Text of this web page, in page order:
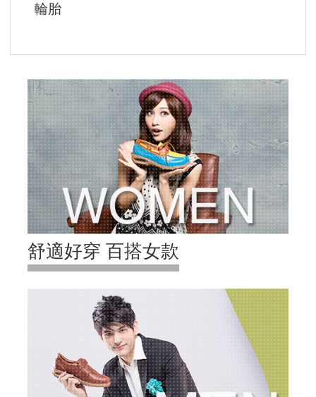
輪胎
舒適好穿 百搭女款